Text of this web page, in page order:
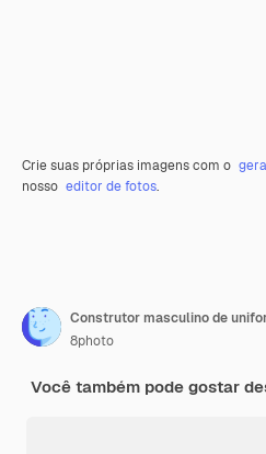
Crie suas próprias imagens com o
nosso editor de fotos.
8photo
Você também pode gostar